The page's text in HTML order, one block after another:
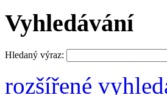
Vyhledávání
Hledaný výraz:
rozšířené